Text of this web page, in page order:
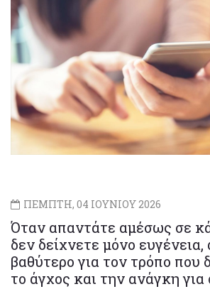
ΠΕΜΠΤΗ, 04 ΙΟΥΝΙΟΥ 2026
Όταν απαντάτε αμέσως σε
δεν δείχνετε μόνο ευγένεια,
βαθύτερο για τον τρόπο που
το άγχος και την ανάγκη για